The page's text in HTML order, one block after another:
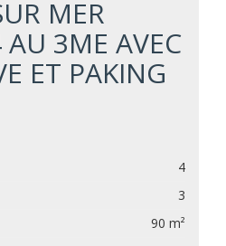
MER
3ME AVEC
ET PAKING
4
3
90 m²